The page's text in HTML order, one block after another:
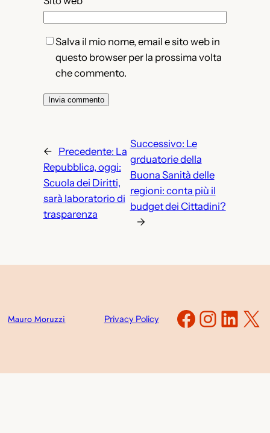
Salva il mio nome, email e sito web in
questo browser per la prossima volta
che commento.
← Precedente: La
Repubblica, oggi:
Scuola dei Diritti,
sarà laboratorio di
trasparenza
Successivo: Le
grduatorie della
Buona Sanità delle
regioni: conta più il
budget dei Cittadini?
→
Mauro Moruzzi Privacy Policy X